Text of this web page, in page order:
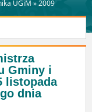
UGiM» 2009
Gminy i
listopada
dnia